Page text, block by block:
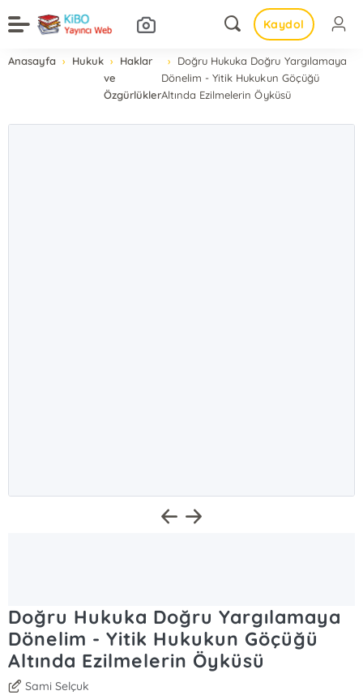
Kaydol
Anasayfa Hukuk
Haklar
ve
Özgürlükler
Doğru Hukuka Doğru Yargılamaya
Dönelim - Yitik Hukukun Göçüğü
Altında Ezilmelerin Öyküsü
Doğru Hukuka Doğru Yargılamaya
Dönelim - Yitik Hukukun Göçüğü
Altında Ezilmelerin Öyküsü
Sami Selçuk